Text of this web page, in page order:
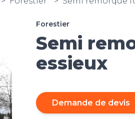
Forestier
Semi
essieux
Demande de devis